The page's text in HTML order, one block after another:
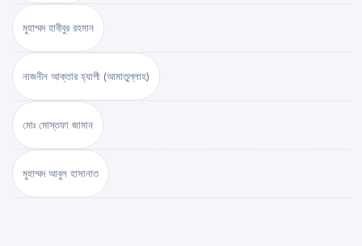
মুহাম্মদ হাবীবুর রহমান
নাজনীন আক্তার হ্যাপী (আমাতুল্লাহ)
মোঃ মোস্তফা জামান
মুহাম্মদ আবুল হাসানাত